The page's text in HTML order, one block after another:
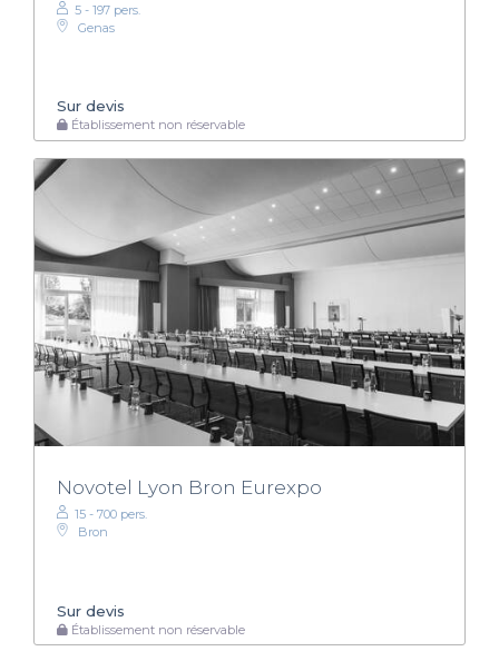
5 - 197 pers.
Genas
Sur devis
Établissement non réservable
Novotel Lyon Bron Eurexpo
15 - 700 pers.
Bron
Sur devis
Établissement non réservable